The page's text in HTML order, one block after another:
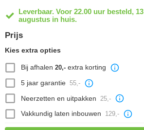
Leverbaar. Voor 22.00 uur besteld, 13
augustus in huis.
Prijs
Kies extra opties
Bij afhalen 20,-extra korting
5 jaar garantie 55,-
Neerzetten en uitpakken 25,-
Vakkundig laten inbouwen 129,-